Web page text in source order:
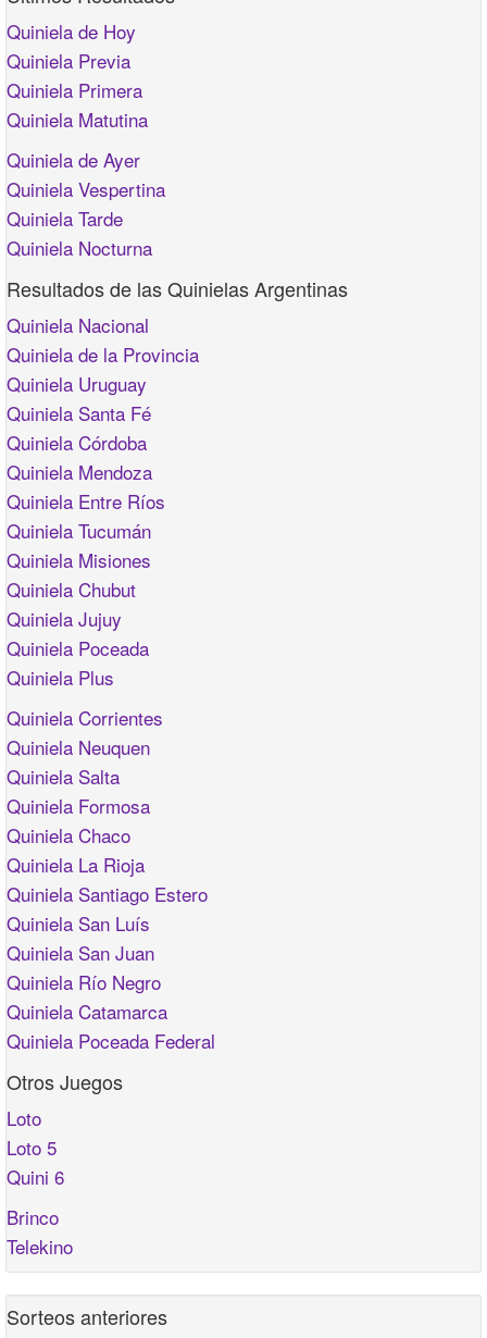
Quiniela de Hoy
Quiniela Previa
Quiniela Primera
Quiniela Matutina
Quiniela de Ayer
Quiniela Vespertina
Quiniela Tarde
Quiniela Nocturna
Resultados de las Quinielas Argentinas
Quiniela Nacional
Quiniela de la Provincia
Quiniela Uruguay
Quiniela Santa Fé
Quiniela Córdoba
Quiniela Mendoza
Quiniela Entre Ríos
Quiniela Tucumán
Quiniela Misiones
Quiniela Chubut
Quiniela Jujuy
Quiniela Poceada
Quiniela Plus
Quiniela Corrientes
Quiniela Neuquen
Quiniela Salta
Quiniela Formosa
Quiniela Chaco
Quiniela La Rioja
Quiniela Santiago Estero
Quiniela San Luís
Quiniela San Juan
Quiniela Río Negro
Quiniela Catamarca
Quiniela Poceada Federal
Otros Juegos
Loto
Loto 5
Quini 6
Brinco
Telekino
Sorteos anteriores